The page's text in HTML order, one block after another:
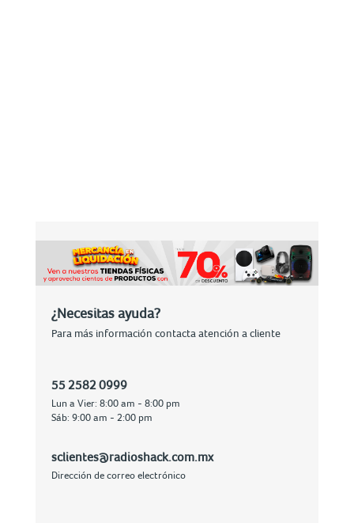
¿Necesitas ayuda?
Para más información contacta atención a cliente
55 2582 0999
Lun a Vier: 8:00 am - 8:00 pm
Sáb: 9:00 am - 2:00 pm
sclientes@radioshack.com.mx
Dirección de correo electrónico